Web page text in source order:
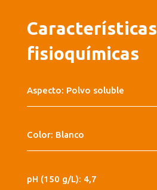
Características
fisioquímicas
Aspecto: Polvo soluble
Color: Blanco
pH (150 g/L): 4,7